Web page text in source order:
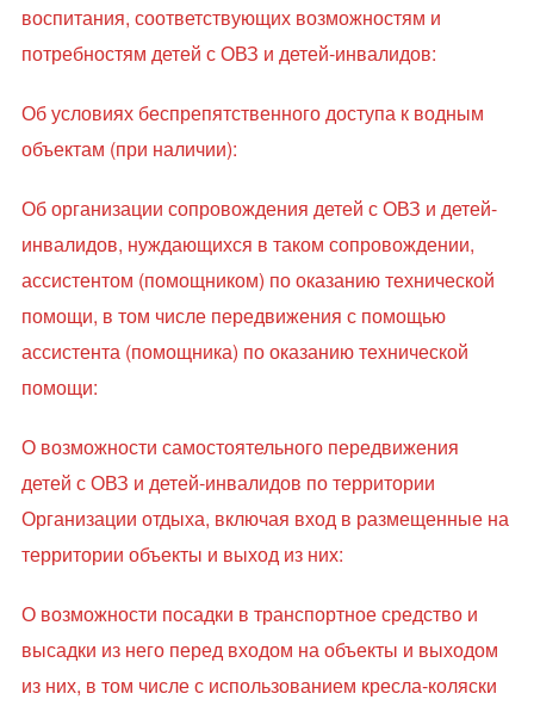
воспитания, соответствующих возможностям и
потребностям детей с ОВЗ и детей-инвалидов:
Об условиях беспрепятственного доступа к водным
объектам (при наличии):
Об организации сопровождения детей с ОВЗ и детей-
инвалидов, нуждающихся в таком сопровождении,
ассистентом (помощником) по оказанию технической
помощи, в том числе передвижения с помощью
ассистента (помощника) по оказанию технической
помощи:
О возможности самостоятельного передвижения
детей с ОВЗ и детей-инвалидов по территории
Организации отдыха, включая вход в размещенные на
территории объекты и выход из них:
О возможности посадки в транспортное средство и
высадки из него перед входом на объекты и выходом
из них, в том числе с использованием кресла-коляски